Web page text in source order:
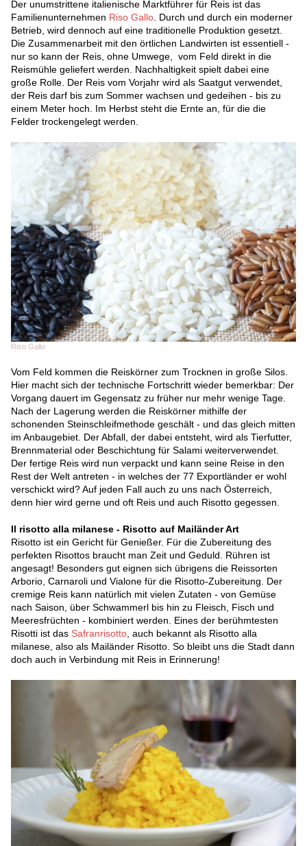
Der unumstrittene italienische Marktführer für Reis ist das
Familienunternehmen Riso Gallo . Durch und durch ein moderner
Betrieb, wird dennoch auf eine traditionelle Produktion gesetzt.
Die Zusammenarbeit mit den örtlichen Landwirten ist essentiell -
nur so kann der Reis, ohne Umwege, vom Feld direkt in die
Reismühle geliefert werden. Nachhaltigkeit spielt dabei eine
große Rolle. Der Reis vom Vorjahr wird als Saatgut verwendet,
der Reis darf bis zum Sommer wachsen und gedeihen - bis zu
einem Meter hoch. Im Herbst steht die Ernte an, für die die
Felder trockengelegt werden.
Riso Gallo
Vom Feld kommen die Reiskörner zum Trocknen in große Silos.
Hier macht sich der technische Fortschritt wieder bemerkbar: Der
Vorgang dauert im Gegensatz zu früher nur mehr wenige Tage.
Nach der Lagerung werden die Reiskörner mithilfe der
schonenden Steinschleifmethode geschält - und das gleich mitten
im Anbaugebiet. Der Abfall, der dabei entsteht, wird als Tierfutter,
Brennmaterial oder Beschichtung für Salami weiterverwendet.
Der fertige Reis wird nun verpackt und kann seine Reise in den
Rest der Welt antreten - in welches der 77 Exportländer er wohl
verschickt wird? Auf jeden Fall auch zu uns nach Österreich,
denn hier wird gerne und oft Reis und auch Risotto gegessen.
Il risotto alla milanese - Risotto auf Mailänder Art
Risotto ist ein Gericht für Genießer. Für die Zubereitung des
perfekten Risottos braucht man Zeit und Geduld. Rühren ist
angesagt! Besonders gut eignen sich übrigens die Reissorten
Arborio, Carnaroli und Vialone für die Risotto-Zubereitung. Der
cremige Reis kann natürlich mit vielen Zutaten - von Gemüse
nach Saison, über Schwammerl bis hin zu Fleisch, Fisch und
Meeresfrüchten - kombiniert werden. Eines der berühmtesten
Risotti ist das Safranrisotto , auch bekannt als Risotto alla
milanese, also als Mailänder Risotto. So bleibt uns die Stadt dann
doch auch in Verbindung mit Reis in Erinnerung!